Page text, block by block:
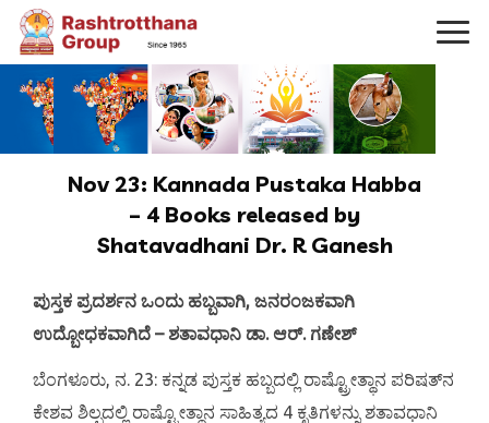
Nov 23: Kannada Pustaka Habba
– 4 Books released by
Shatavadhani Dr. R Ganesh
ಪುಸ್ತಕ ಪ್ರದರ್ಶನ ಒಂದು ಹಬ್ಬವಾಗಿ, ಜನರಂಜಕವಾಗಿ
ಉದ್ಬೋಧಕವಾಗಿದೆ – ಶತಾವಧಾನಿ ಡಾ. ಆರ್. ಗಣೇಶ್
ಬೆಂಗಳೂರು, ನ. 23: ಕನ್ನಡ ಪುಸ್ತಕ ಹಬ್ಬದಲ್ಲಿ ರಾಷ್ಟ್ರೋತ್ಥಾನ ಪರಿಷತ್‌ನ
ಕೇಶವ ಶಿಲ್ಪದಲ್ಲಿ ರಾಷ್ಟ್ರೋತ್ಥಾನ ಸಾಹಿತ್ಯದ 4 ಕೃತಿಗಳನ್ನು ಶತಾವಧಾನಿ